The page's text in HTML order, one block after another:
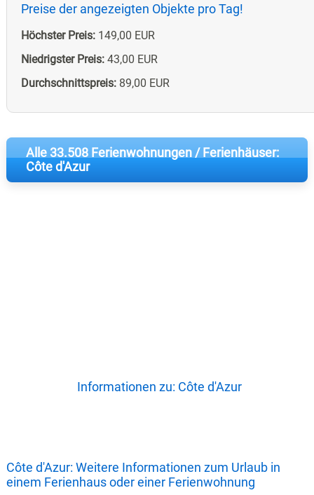
Preise der angezeigten Objekte pro Tag!
Höchster Preis:149,00 EUR
Niedrigster Preis:43,00 EUR
Durchschnittspreis:89,00 EUR
Alle 33.508 Ferienwohnungen / Ferienhäuser:
Côte d'Azur
Informationen zu: Côte d'Azur
Côte d'Azur: Weitere Informationen zum Urlaub in
einem Ferienhaus oder einer Ferienwohnung